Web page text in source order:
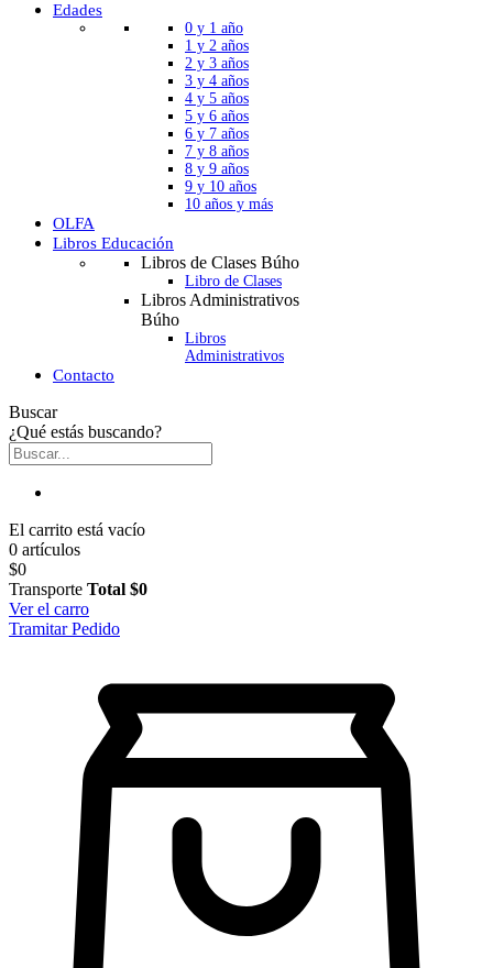
Edades
0 y 1 año
1 y 2 años
2 y 3 años
3 y 4 años
4 y 5 años
5 y 6 años
6 y 7 años
7 y 8 años
8 y 9 años
9 y 10 años
10 años y más
OLFA
Libros Educación
Libros de Clases Búho
Libro de Clases
Libros Administrativos
Búho
Libros
Administrativos
Contacto
Buscar
¿Qué estás buscando?
El carrito está vacío
0 artículos
$0
Transporte Total $0
Ver el carro
Tramitar Pedido